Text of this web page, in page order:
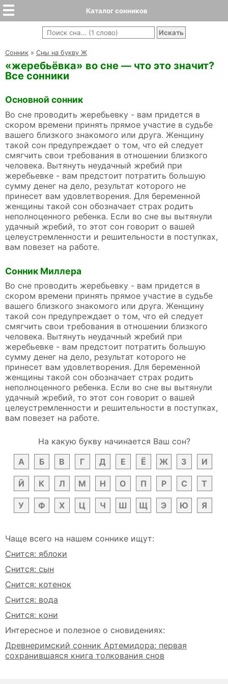
Каталог сонников
Cонник » Сны на букву Ж
«жеребьёвка» во сне — что это значит?
Все сонники
Основной сонник
Во сне проводить жеребьевку - вам придется в
скором времени принять прямое участие в судьбе
вашего близкого знакомого или друга. Женщину
такой сон предупреждает о том, что ей следует
смягчить свои требования в отношении близкого
человека. Вытянуть неудачный жребий при
жеребьевке - вам предстоит потратить большую
сумму денег на дело, результат которого не
принесет вам удовлетворения. Для беременной
женщины такой сон обозначает страх родить
неполноценного ребенка. Если во сне вы вытянули
удачный жребий, то этот сон говорит о вашей
целеустремленности и решительности в поступках,
вам повезет на работе.
Сонник Миллера
Во сне проводить жеребьевку - вам придется в
скором времени принять прямое участие в судьбе
вашего близкого знакомого или друга. Женщину
такой сон предупреждает о том, что ей следует
смягчить свои требования в отношении близкого
человека. Вытянуть неудачный жребий при
жеребьевке - вам предстоит потратить большую
сумму денег на дело, результат которого не
принесет вам удовлетворения. Для беременной
женщины такой сон обозначает страх родить
неполноценного ребенка. Если во сне вы вытянули
удачный жребий, то этот сон говорит о вашей
целеустремленности и решительности в поступках,
вам повезет на работе.
На какую букву начинается Ваш сон?
А
Б В Г Д Е Ё Ж З И
Й К Л М Н О П Р С Т
У Ф Х Ц Ч Ш Щ Э Ю Я
Чаще всего на нашем соннике ищут:
Снится: яблоки
Снится: сын
Снится: котенок
Снится: вода
Снится: кони
Интересное и полезное о сновидениях:
Древнеримский сонник Артемидора: первая
сохранившаяся книга толкования снов